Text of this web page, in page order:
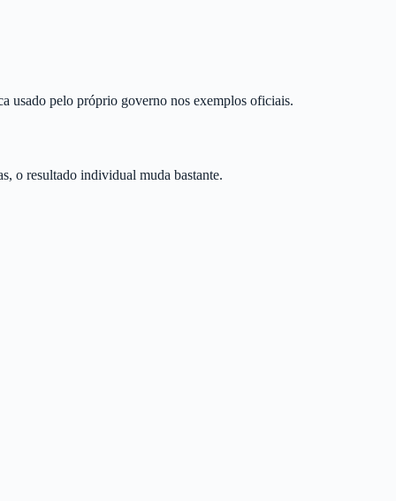
usado pelo próprio governo nos exemplos oficiais.
o resultado individual muda bastante.